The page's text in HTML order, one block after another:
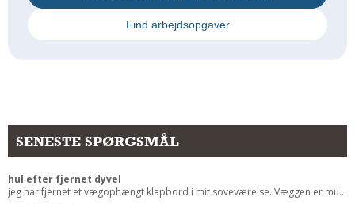
GARTNER
Andet
RENGØRING
Rengøring Af Overflader
Pletleksikon
Find arbejdsopgaver
SENESTE SPØRGSMÅL
hul efter fjernet dyvel
jeg har fjernet et vægophængt klapbord i mit soveværelse. Væggen er mu...